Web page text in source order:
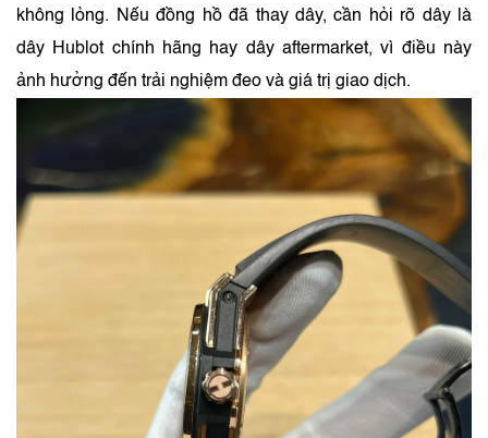
không lỏng. Nếu đồng hồ đã thay dây, cần hỏi rõ dây là
dây Hublot chính hãng hay dây aftermarket, vì điều này
ảnh hưởng đến trải nghiệm đeo và giá trị giao dịch.